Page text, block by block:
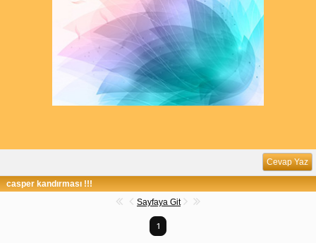
Cevap Yaz
casper kandırması !!!
Sayfaya Git
1